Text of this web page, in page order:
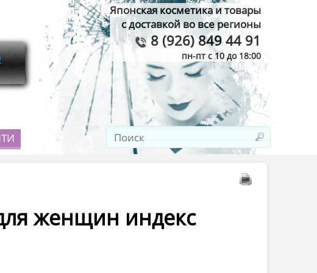
Японская косметика и товары
с доставкой во все регионы
8 (926) 849 44 91
пн-пт с 10 до 18:00
женщин индекс